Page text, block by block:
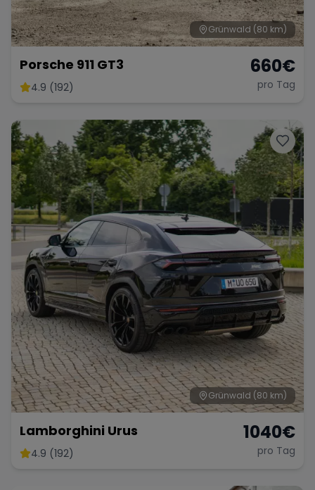
Grünwald (80 km)
Porsche 911 GT3
4.9 (192)
660€
pro Tag
Grünwald (80 km)
Lamborghini Urus
4.9 (192)
1040€
pro Tag